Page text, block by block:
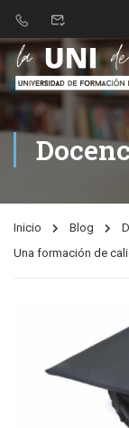
Nota:
este
sitio
web
incluye
sistema
Inicio Blog
Una formación de